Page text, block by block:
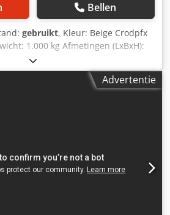
Bellen
gebruikt, Kleur: Beige Crodpfx
1.000 kg Afmetingen (LxBxH):
2003 - Documentatie
aanwezig: Ja - CE certificaat
[m³/h]: 9000 - Hoofdventilator
[kW]: 7.5 - Opties:
- Transportafmetingen:
Levering en inruil altijd
industriële sectoren Yorick Diebels
Advertentie